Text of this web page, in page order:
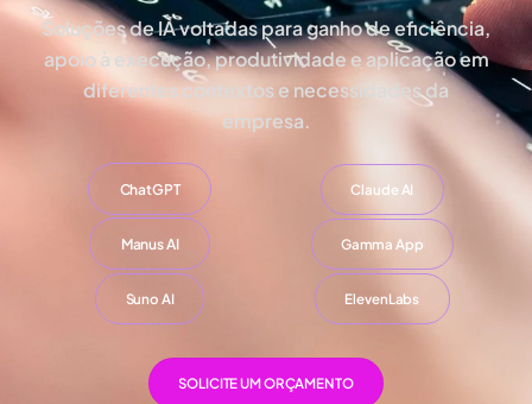
Soluções de IA voltadas para ganho de eficiência,
apoio à execução, produtividade e aplicação em
diferentes contextos e necessidades da
empresa.
ChatGPT Claude AI
Manus AI Gamma App
Suno AI ElevenLabs
SOLICITE UM ORÇAMENTO